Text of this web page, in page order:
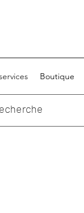
Boutique